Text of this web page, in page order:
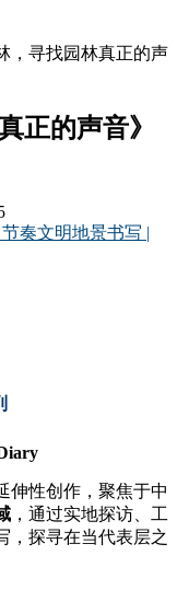
正的声音》
节奏文明地景书写 |
伸性创作，聚焦于中
，通过实地探访、工
，探寻在当代表层之